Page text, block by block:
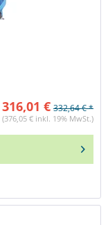
316,01 € 332,64 € *
(376,05 € inkl. 19% MwSt.)